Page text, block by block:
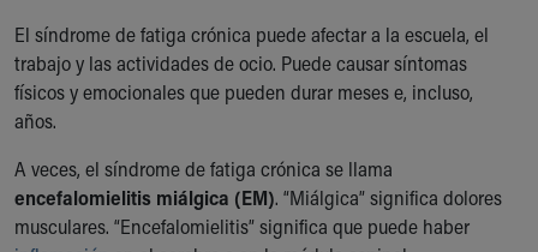
Find a Pediatrics Location
Find a Pediatrician
MyChart
Child Passenger Safety
Safe Sleep for Babies
Safe Sleep
El síndrome de fatiga crónica puede afectar a la escuela, el
trabajo y las actividades de ocio. Puede causar síntomas
físicos y emocionales que pueden durar meses e, incluso,
años.
A veces, el síndrome de fatiga crónica se llama
encefalomielitis miálgica (EM). “Miálgica” significa dolores
musculares. “Encefalomielitis” significa que puede haber